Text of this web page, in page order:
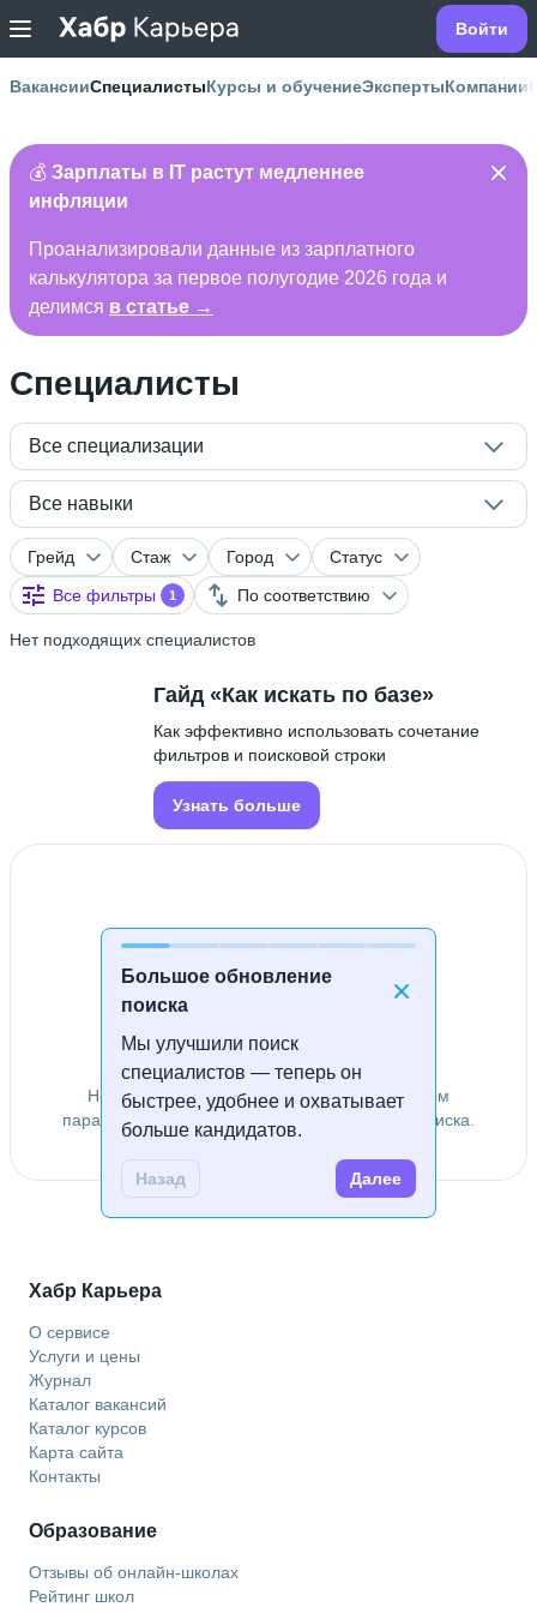
Войти
ВакансииСпециалистыКурсы и обучениеЭкспертыКомпании
💰 Зарплаты в IT растут медленнее
инфляции
Проанализировали данные из зарплатного
калькулятора за первое полугодие 2026 года и
делимся в статье →
Специалисты
Все специализации
Все навыки
Грейд Стаж Город
Статус
Все фильтры
1 По соответствию
Нет подходящих специалистов
Большое обновление
поиска
Мы улучшили поиск
специалистов — теперь он
быстрее, удобнее и охватывает
больше кандидатов.
Назад Далее
Гайд «Как искать по базе»
Как эффективно использовать сочетание
фильтров и поисковой строки
Узнать больше
Специалисты не найдены
Не удалось найти специалистов по заданным
параметрам. Попробуйте изменить условия поиска.
Хабр Карьера
О сервисе
Услуги и цены
Журнал
Каталог вакансий
Каталог курсов
Карта сайта
Контакты
Образование
Отзывы об онлайн-школах
Рейтинг школ